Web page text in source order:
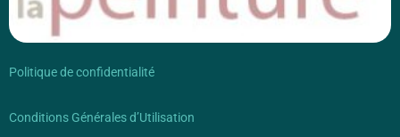
Politique de confidentialité
Conditions Générales d’Utilisation